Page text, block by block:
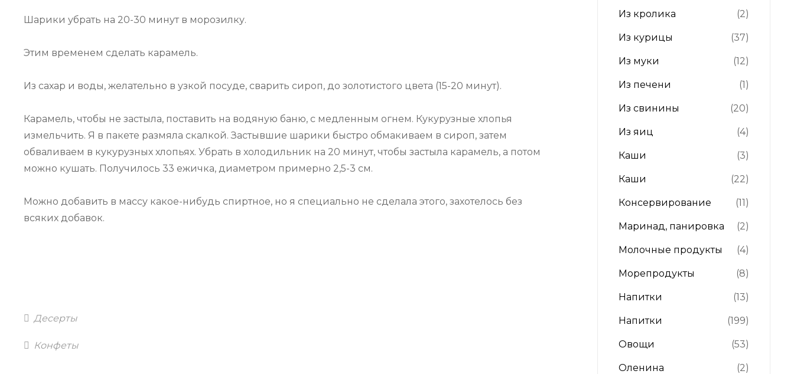
Шарики убрать на 20-30 минут в морозилку.
Этим временем сделать карамель.
Из сахар и воды, желательно в узкой посуде, сварить сироп, до золотистого цвета (15-20 минут).
Карамель, чтобы не застыла, поставить на водяную баню, с медленным огнем. Кукурузные хлопья
измельчить. Я в пакете размяла скалкой. Застывшие шарики быстро обмакиваем в сироп, затем
обваливаем в кукурузных хлопьях. Убрать в холодильник на 20 минут, чтобы застыла карамель, а потом
можно кушать. Получилось 33 ежичка, диаметром примерно 2,5-3 см.
Можно добавить в массу какое-нибудь спиртное, но я специально не сделала этого, захотелось без
всяких добавок.
Categories
Десерты
Tags
Конфеты
Из кролика (2)
Из курицы (37)
Из муки (12)
Из печени (1)
Из свинины (20)
Из яиц (4)
Каши (3)
Каши (22)
Консервирование (11)
Маринад, панировка (2)
Молочные продукты (4)
Морепродукты (8)
Напитки (13)
Напитки (199)
Овощи (53)
Оленина (2)